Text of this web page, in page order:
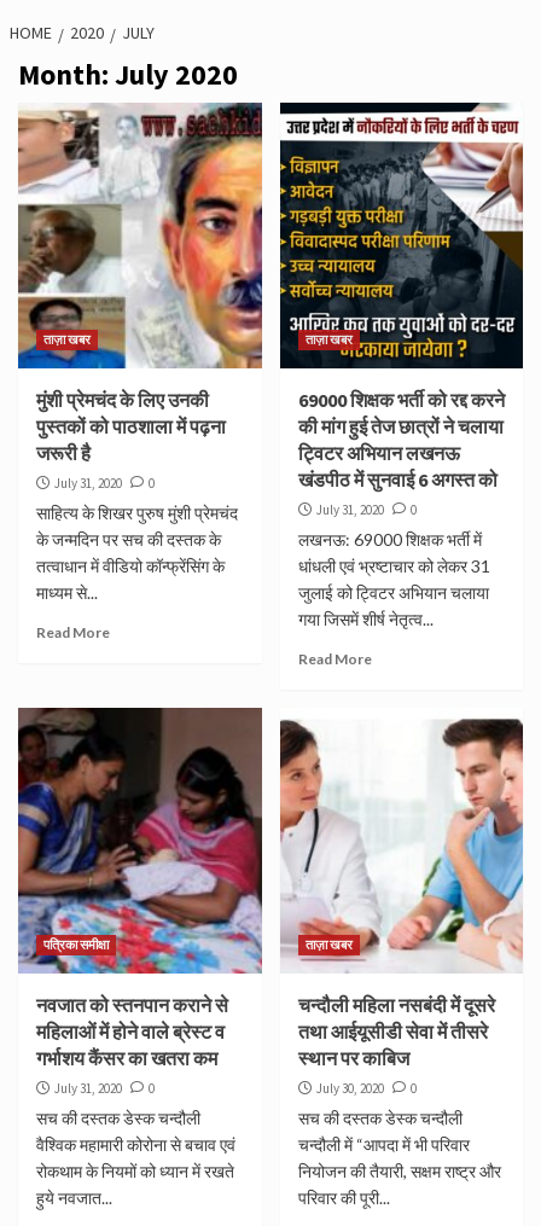
HOME 2020 JULY
Month:July 2020
ताज़ा खबर
मुंशी प्रेमचंद के लिए उनकी
पुस्तकों को पाठशाला में पढ़ना
जरूरी है
July 31, 2020 0
साहित्य के शिखर पुरुष मुंशी प्रेमचंद
के जन्मदिन पर सच की दस्तक के
तत्वाधान में वीडियो कॉन्फ्रेंसिंग के
माध्यम से...
Read More
ताज़ा खबर
69000 शिक्षक भर्ती को रद्द करने
की मांग हुई तेज छात्रों ने चलाया
ट्विटर अभियान लखनऊ
खंडपीठ में सुनवाई 6 अगस्त को
July 31, 2020 0
लखनऊ: 69000 शिक्षक भर्ती में
धांधली एवं भ्रष्टाचार को लेकर 31
जुलाई को ट्विटर अभियान चलाया
गया जिसमें शीर्ष नेतृत्व...
Read More
पत्रिका समीक्षा
नवजात को स्तनपान कराने से
महिलाओं में होने वाले ब्रेस्ट व
गर्भाशय कैंसर का खतरा कम
July 31, 2020 0
सच की दस्तक डेस्क चन्दौली
वैश्विक महामारी कोरोना से बचाव एवं
रोकथाम के नियमों को ध्यान में रखते
हुये नवजात...
ताज़ा खबर
चन्दौली महिला नसबंदी में दूसरे
तथा आईयूसीडी सेवा में तीसरे
स्थान पर काबिज
July 30, 2020 0
सच की दस्तक डेस्क चन्दौली
चन्दौली में “आपदा में भी परिवार
नियोजन की तैयारी, सक्षम राष्ट्र और
परिवार की पूरी...